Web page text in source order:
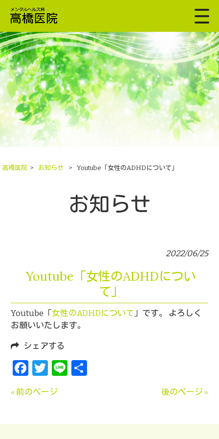
高橋医院 > お知らせ > Youtube「女性のADHDについて」
お知らせ
2022/06/25
Youtube「女性のADHDについ
て」
Youtube「女性のADHDについて 」です。 よろしく
お願いいたします。
シェアする
Facebook
Twitter
Line
« 前のページ 後のページ »